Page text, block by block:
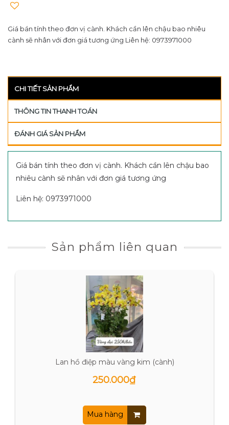
Giá bán tính theo đơn vị cành. Khách cần lên chậu bao nhiêu
cành sẽ nhân với đơn giá tương ứng Liên hệ: 0973971000
CHI TIẾT SẢN PHẨM
THÔNG TIN THANH TOÁN
ĐÁNH GIÁ SẢN PHẨM
Giá bán tính theo đơn vị cành. Khách cần lên chậu bao
nhiêu cành sẽ nhân với đơn giá tương ứng
Liên hệ: 0973971000
Sản phẩm liên quan
Lan hồ điệp màu vàng kim (cành)
250.000₫
Mua hàng